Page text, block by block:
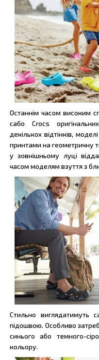
Останнім часом високим
сабо Crocs
декількох відтінків,
принтами на геометричну
у зовнішньому луці
часом моделям взуття з
Стильно виглядатимуть
підошвою. Особливо
синього або темного-
кольору.